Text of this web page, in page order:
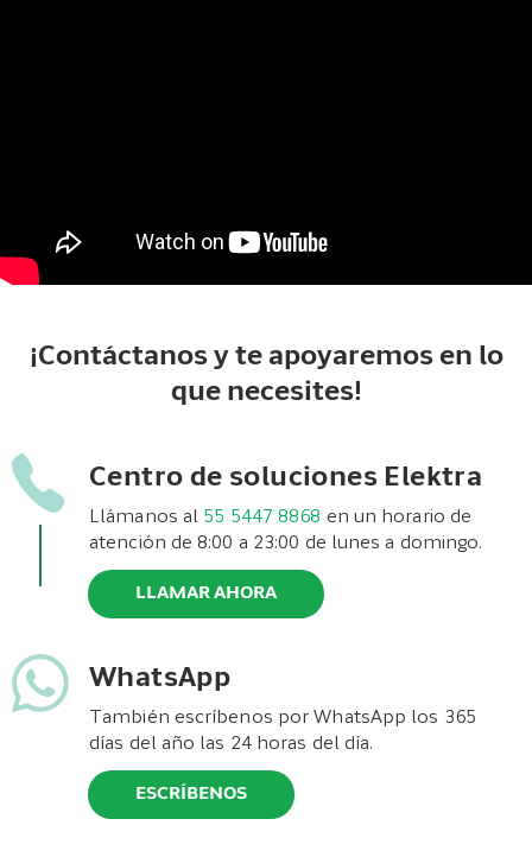
¡Contáctanos y te apoyaremos en lo
que necesites!
Centro de soluciones Elektra
Llámanos al 55 5447 8868 en un horario de
atención de 8:00 a 23:00 de lunes a domingo.
LLAMAR AHORA
WhatsApp
También escríbenos por WhatsApp los 365
días del año las 24 horas del día.
ESCRÍBENOS